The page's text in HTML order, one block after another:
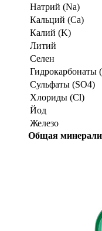
Натрий (Na)
Кальций (Ca)
Калий (K)
Литий
Селен
Гидрокарбонаты
Сульфаты (SO4)
Хлориды (Cl)
Йод
Железо
Общая